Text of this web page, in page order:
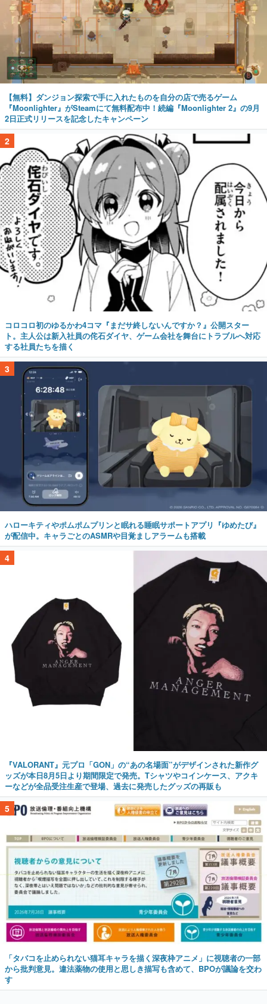
【無料】ダンジョン探索で手に入れたものを自分の店で売るゲーム
『Moonlighter』がSteamにて無料配布中！続編『Moonlighter 2』の9月
2日正式リリースを記念したキャンペーン
2
コロコロ初のゆるかわ4コマ『まだサ終しないんですか？』公開スター
ト。主人公は新入社員の侘石ダイヤ、ゲーム会社を舞台にトラブルへ対応
する社員たちを描く
3
ハローキティやポムポムプリンと眠れる睡眠サポートアプリ『ゆめたび』
が配信中。キャラごとのASMRや目覚ましアラームも搭載
4
『VALORANT』元プロ「GON」の“あの名場面”がデザインされた新作グ
ッズが本日8月5日より期間限定で発売。Tシャツやコインケース、アクキ
ーなどが全品受注生産で登場、過去に発売したグッズの再販も
5
「タバコを止められない猫耳キャラを描く深夜枠アニメ」に視聴者の一部
から批判意見。違法薬物の使用と思しき描写も含めて、BPOが議論を交わ
す